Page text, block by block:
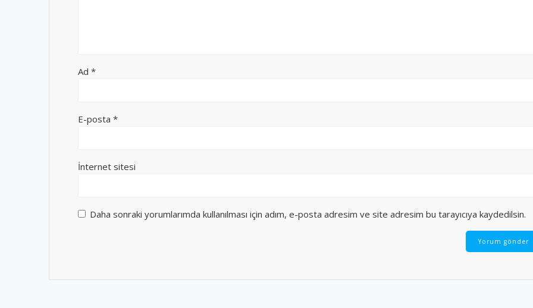
Ad*
E-posta*
İnternet sitesi
Daha sonraki yorumlarımda kullanılması için adım, e-posta adresim ve site adresim bu tarayıcıya kaydedilsin.